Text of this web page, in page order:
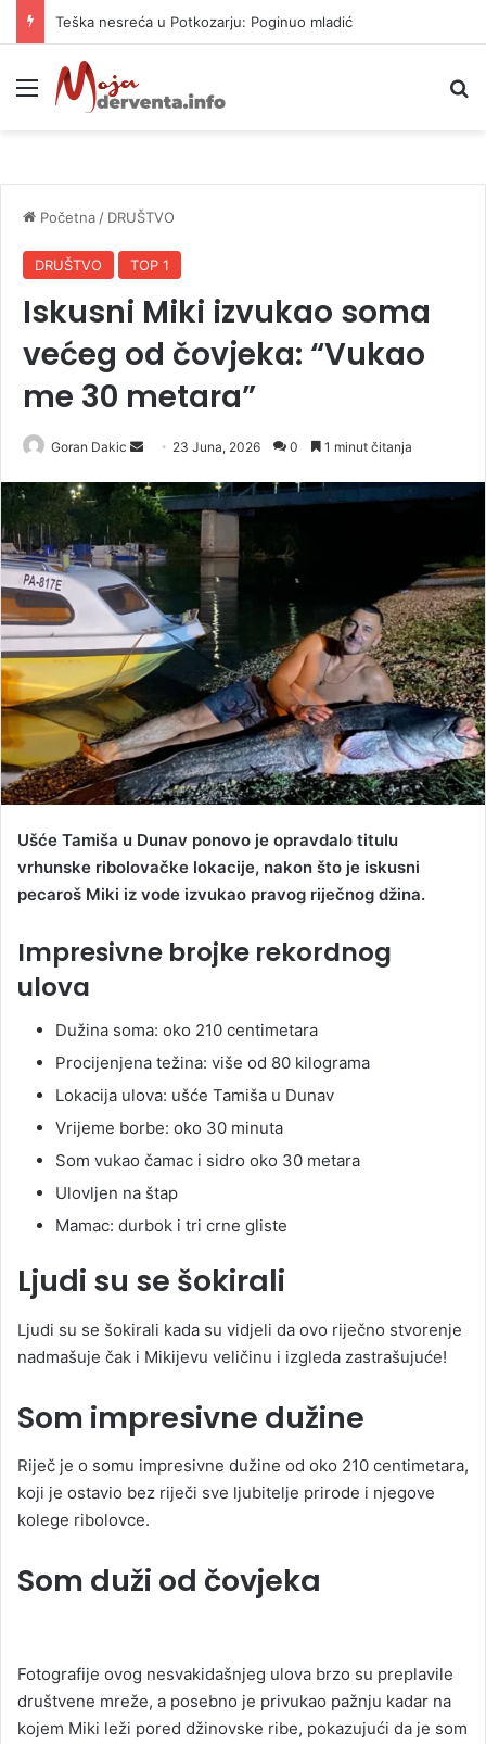
Teška nesreća u Potkozarju: Poginuo mladić
Meni
Početna / DRUŠTVO
DRUŠTVO TOP 1
Iskusni Miki izvukao soma
većeg od čovjeka: “Vukao
me 30 metara”
Goran Dakic
n
a
n
e
m
a
i
l
23 Juna, 2026 0 1 minut čitanja
Ušće Tamiša u Dunav ponovo je opravdalo titulu
vrhunske ribolovačke lokacije, nakon što je iskusni
pecaroš Miki iz vode izvukao pravog riječnog džina.
Impresivne brojke rekordnog
ulova
Dužina soma: oko 210 centimetara
Procijenjena težina: više od 80 kilograma
Lokacija ulova: ušće Tamiša u Dunav
Vrijeme borbe: oko 30 minuta
Som vukao čamac i sidro oko 30 metara
Ulovljen na štap
Mamac: durbok i tri crne gliste
Ljudi su se šokirali
Ljudi su se šokirali kada su vidjeli da ovo riječno stvorenje
nadmašuje čak i Mikijevu veličinu i izgleda zastrašujuće!
Som impresivne dužine
Riječ je o somu impresivne dužine od oko 210 centimetara,
koji je ostavio bez riječi sve ljubitelje prirode i njegove
kolege ribolovce.
Som duži od čovjeka
Fotografije ovog nesvakidašnjeg ulova brzo su preplavile
društvene mreže, a posebno je privukao pažnju kadar na
kojem Miki leži pored džinovske ribe, pokazujući da je som